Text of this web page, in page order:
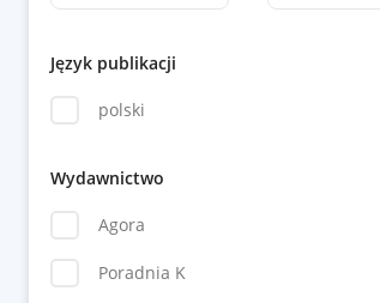
Język publikacji
polski
Wydawnictwo
Agora
Poradnia K